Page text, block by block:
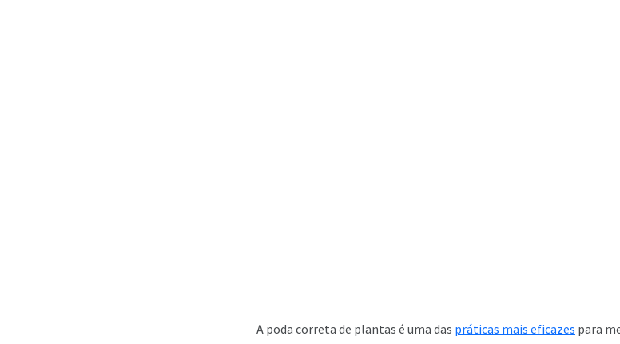
A poda correta de plantas é uma das práticas mais eficazes para